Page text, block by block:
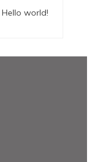
Hello world!